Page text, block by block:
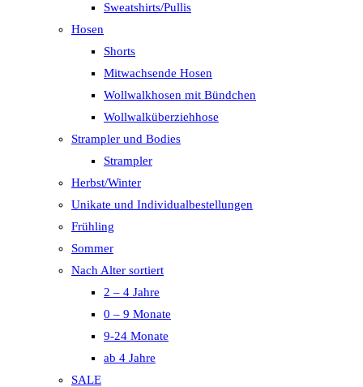
Sweatshirts/Pullis
Hosen
Shorts
Mitwachsende Hosen
Wollwalkhosen mit Bündchen
Wollwalküberziehhose
Strampler und Bodies
Strampler
Herbst/Winter
Unikate und Individualbestellungen
Frühling
Sommer
Nach Alter sortiert
2 – 4 Jahre
0 – 9 Monate
9-24 Monate
ab 4 Jahre
SALE